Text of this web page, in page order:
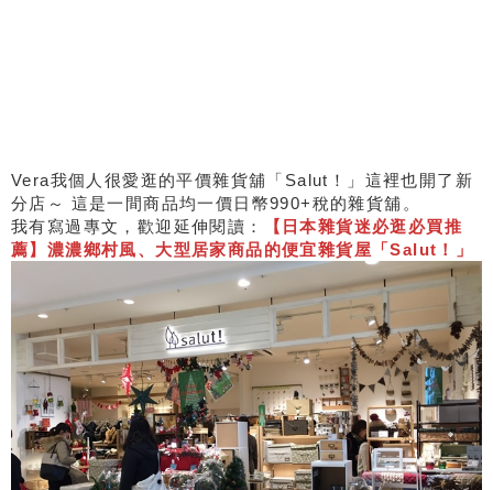
Vera我個人很愛逛的平價雜貨舖「Salut！」這裡也開了新
分店～ 這是一間商品均一價日幣990+稅的雜貨舖。
我有寫過專文，歡迎延伸閱讀：
【日本雜貨迷必逛必買推
薦】濃濃鄉村風、大型居家商品的便宜雜貨屋「Salut！」